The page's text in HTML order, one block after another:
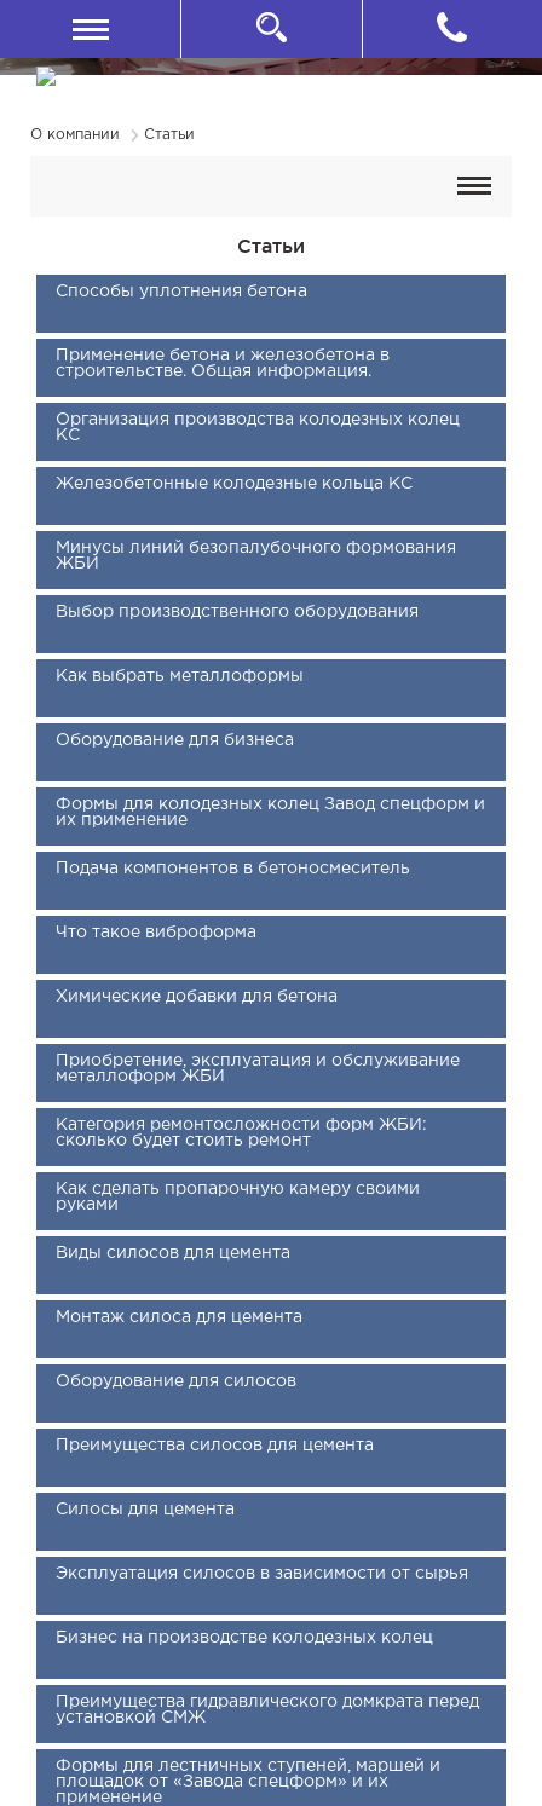
О компании Статьи
Статьи
Способы уплотнения бетона
Применение бетона и железобетона в
строительстве. Общая информация.
Организация производства колодезных колец
КС
Железобетонные колодезные кольца КС
Минусы линий безопалубочного формования
ЖБИ
Выбор производственного оборудования
Как выбрать металлоформы
Оборудование для бизнеса
Формы для колодезных колец Завод спецформ и
их применение
Подача компонентов в бетоносмеситель
Что такое виброформа
Химические добавки для бетона
Приобретение, эксплуатация и обслуживание
металлоформ ЖБИ
Категория ремонтосложности форм ЖБИ:
сколько будет стоить ремонт
Как сделать пропарочную камеру своими
руками
Виды силосов для цемента
Монтаж силоса для цемента
Оборудование для силосов
Преимущества силосов для цемента
Силосы для цемента
Эксплуатация силосов в зависимости от сырья
Бизнес на производстве колодезных колец
Преимущества гидравлического домкрата перед
установкой СМЖ
Формы для лестничных ступеней, маршей и
площадок от «Завода спецформ» и их
применение